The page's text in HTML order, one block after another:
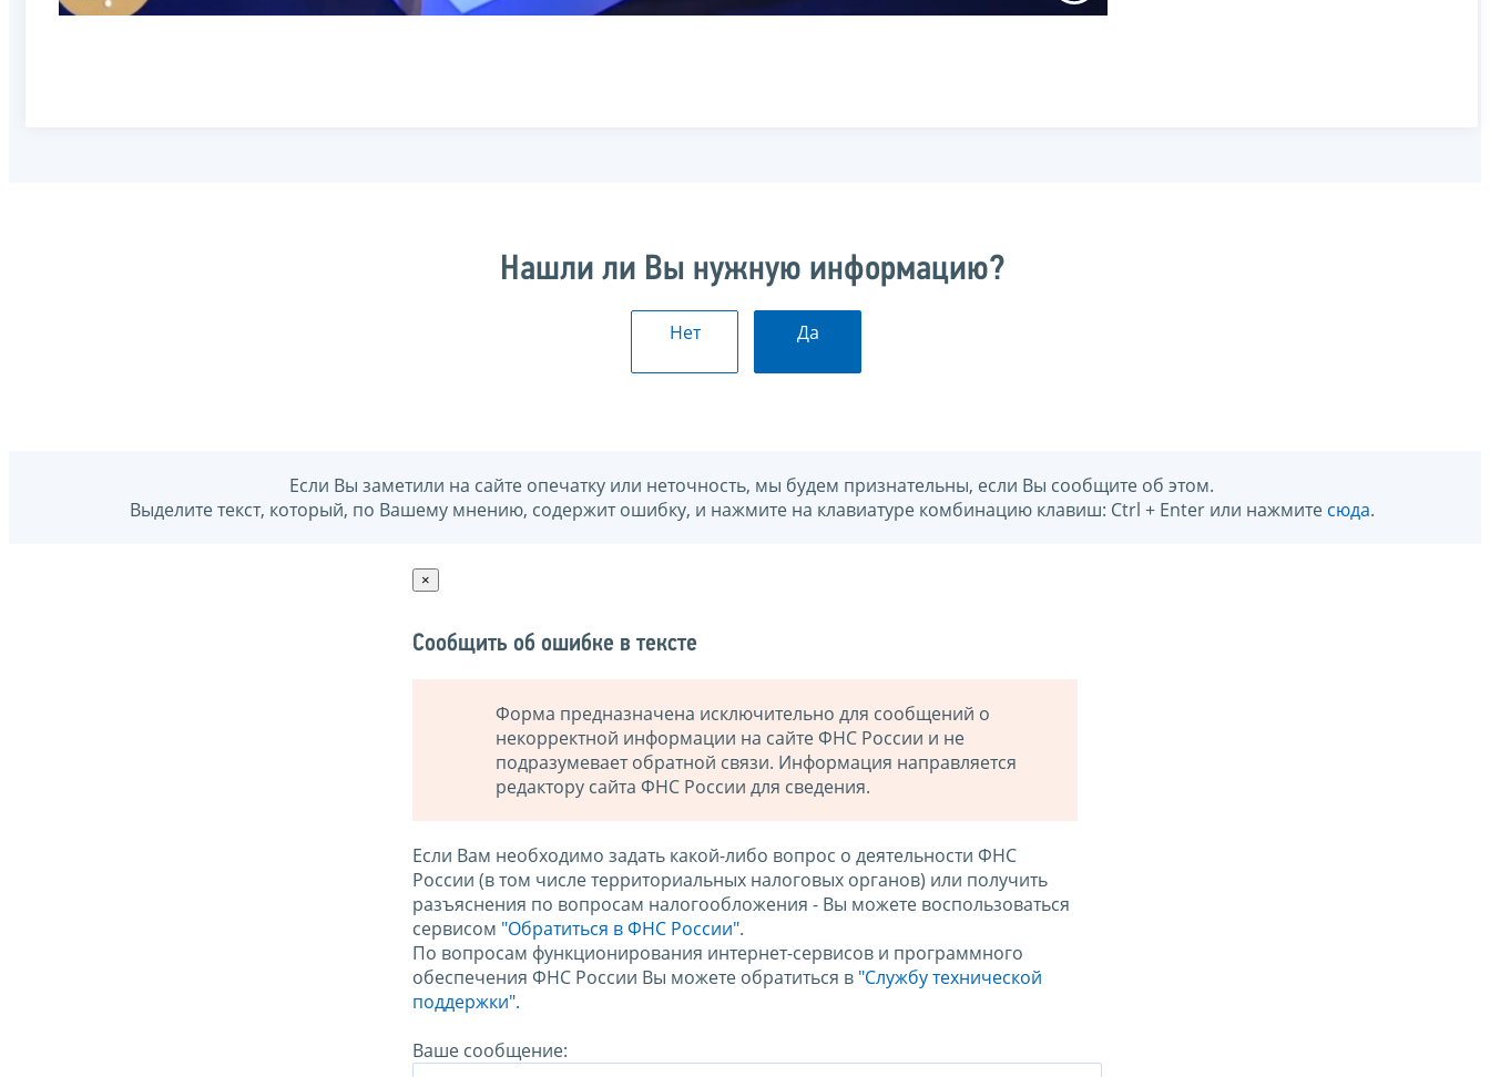
Нашли ли Вы нужную информацию?
Нет Да
Если Вы заметили на сайте опечатку или неточность, мы будем признательны, если Вы сообщите об этом.
Выделите текст, который, по Вашему мнению, содержит ошибку, и нажмите на клавиатуре комбинацию клавиш: Ctrl + Enter или нажмите сюда.
×
Сообщить об ошибке в тексте
Форма предназначена исключительно для сообщений о
некорректной информации на сайте ФНС России и не
подразумевает обратной связи. Информация направляется
редактору сайта ФНС России для сведения.
Если Вам необходимо задать какой-либо вопрос о деятельности ФНС
России (в том числе территориальных налоговых органов) или получить
разъяснения по вопросам налогообложения - Вы можете воспользоваться
сервисом "Обратиться в ФНС России".
По вопросам функционирования интернет-сервисов и программного
обеспечения ФНС России Вы можете обратиться в "Службу технической
поддержки".
Ваше сообщение: